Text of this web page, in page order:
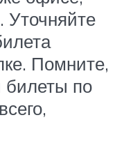
Уточняйте
Помните,
по